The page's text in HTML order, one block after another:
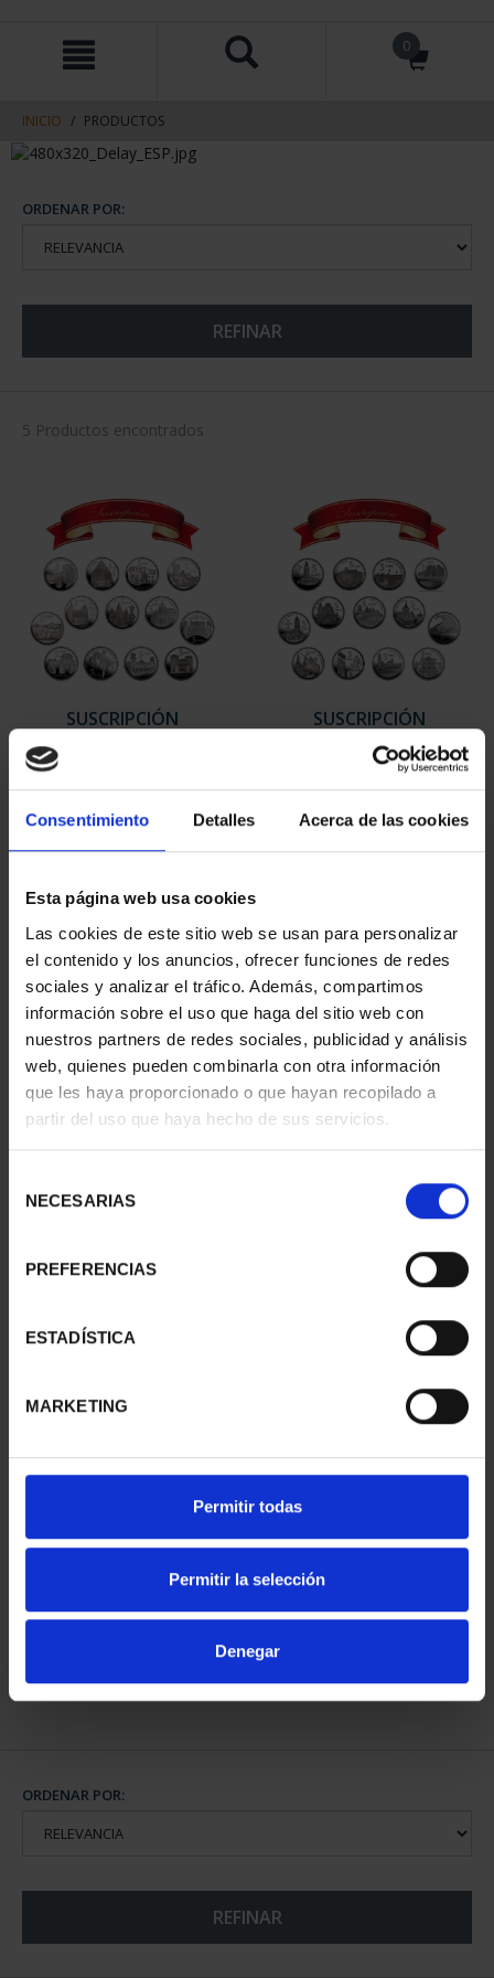
Consentimiento Detalles Acerca de las cookies
Esta página web usa cookies
Las cookies de este sitio web se usan para personalizar
el contenido y los anuncios, ofrecer funciones de redes
sociales y analizar el tráfico. Además, compartimos
información sobre el uso que haga del sitio web con
nuestros partners de redes sociales, publicidad y análisis
web, quienes pueden combinarla con otra información
que les haya proporcionado o que hayan recopilado a
partir del uso que haya hecho de sus servicios.
NECESARIAS
PREFERENCIAS
ESTADÍSTICA
MARKETING
Permitir todas
Permitir la selección
Denegar
contenido
navegacin
0
INICIO PRODUCTOS
ORDENAR POR:
REFINAR
5 Productos encontrados
SUSCRIPCIÓN
949,00 €
Sólo para usuarios
registrados
SUSCRIPCIÓN
CAPITALES DE
PROVINCIA 2
949,00 €
Sólo para usuarios
registrados
SUSCRIPCIÓN
CAPITALES DE
949,00 €
registrados
SUSCRIPCIÓN
CAPITALES DE
949,00 €
registrados
CAPITALES DE
COMPLET...
3.796,00 €
ORDENAR POR:
REFINAR